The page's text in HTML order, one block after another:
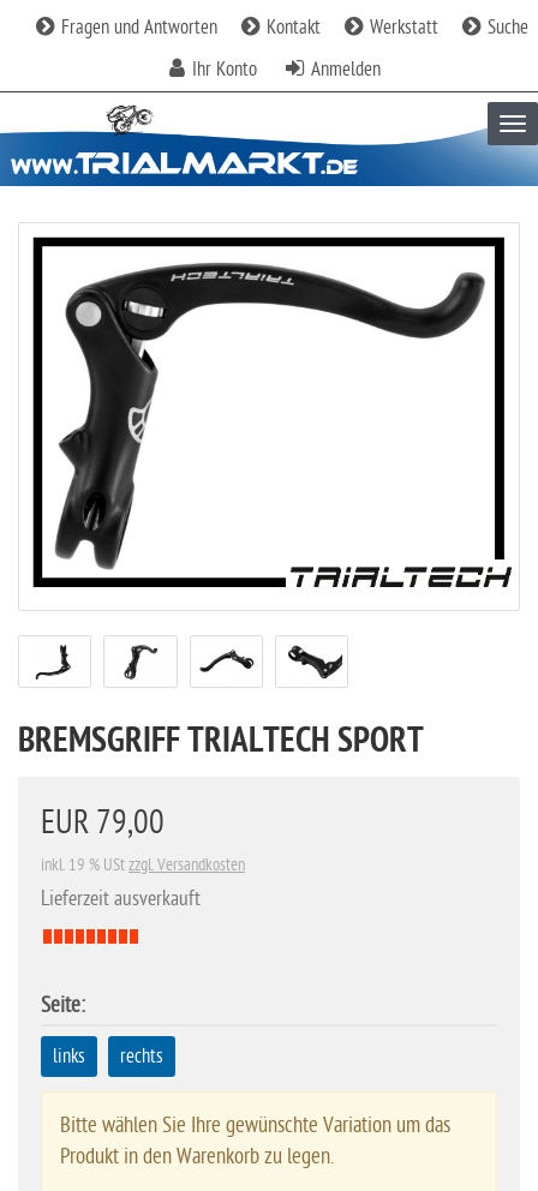
Fragen und Antworten Kontakt Werkstatt
Suche
Ihr Konto
Anmelden
BREMSGRIFF TRIALTECH SPORT
EUR 79,00
inkl. 19 % UStzzgl. Versandkosten
Lieferzeit ausverkauft
Seite:
links rechts
Bitte wählen Sie Ihre gewünschte Variation um das
Produkt in den Warenkorb zu legen.